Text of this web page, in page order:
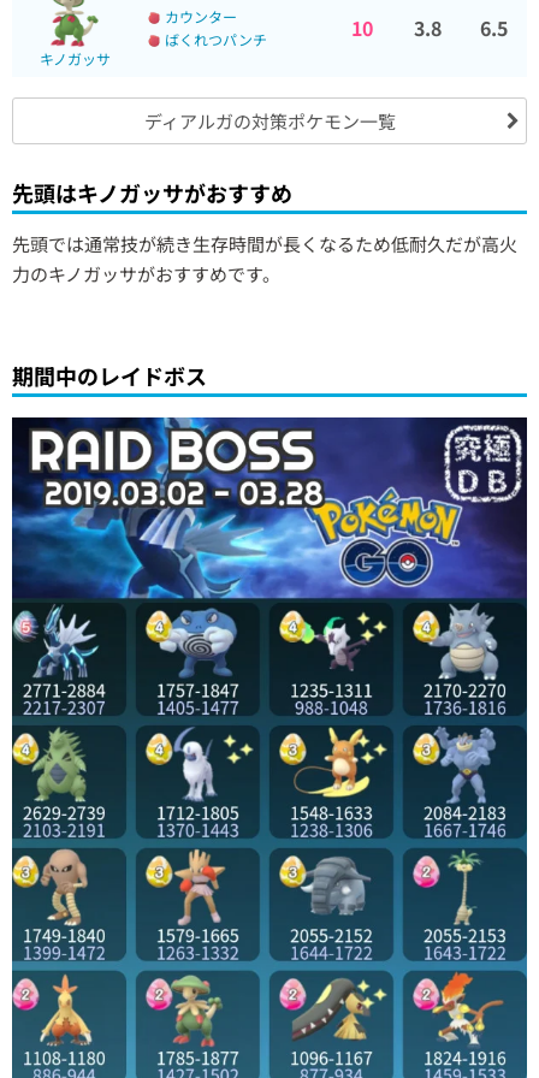
キノガッサ
カウンター
ばくれつパンチ
10 3.8 6.5
ディアルガの対策ポケモン一覧
先頭はキノガッサがおすすめ
先頭では通常技が続き生存時間が長くなるため低耐久だが高火
力のキノガッサがおすすめです。
期間中のレイドボス